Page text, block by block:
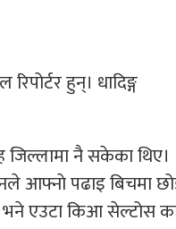
हुन्। धादिङ्ग
नै सकेका थिए।
आफ्नाे पढाइ बिचमा
भने एउटा किआ सेल्टोस